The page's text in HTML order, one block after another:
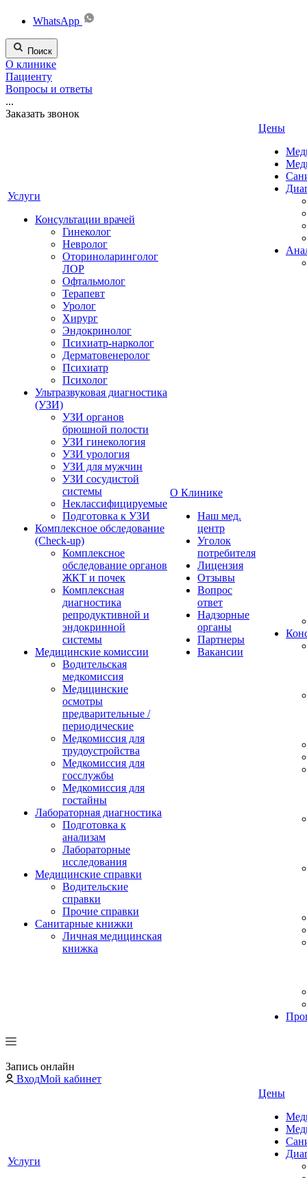
WhatsApp
Поиск
О клинике
Пациенту
Вопросы и ответы
...
Заказать звонок
Услуги
Консультации врачей
Гинеколог
Невролог
Оториноларинголог
ЛОР
Офтальмолог
Терапевт
Уролог
Хирург
Эндокринолог
Психиатр-нарколог
Дерматовенеролог
Психиатр
Психолог
Ультразвуковая диагностика
(УЗИ)
УЗИ органов
брюшной полости
УЗИ гинекология
УЗИ урология
УЗИ для мужчин
УЗИ сосудистой
системы
Неклассифицируемые
Подготовка к УЗИ
Комплексное обследование
(Check-up)
Комплексное
обследование органов
ЖКТ и почек
Комплексная
диагностика
репродуктивной и
эндокринной
системы
Медицинские комиссии
Водительская
медкомиссия
Медицинские
осмотры
предварительные /
периодические
Медкомиссия для
трудоустройства
Медкомиссия для
госслужбы
Медкомиссия для
гостайны
Лабораторная диагностика
Подготовка к
анализам
Лабораторные
исследования
Медицинские справки
Водительские
справки
Прочие справки
Санитарные книжки
Личная медицинская
книжка
О Клинике
Наш мед.
центр
Уголок
потребителя
Лицензия
Отзывы
Вопрос
ответ
Надзорные
органы
Партнеры
Вакансии
Цены
Запись онлайн
ВходМой кабинет
Услуги
Цены